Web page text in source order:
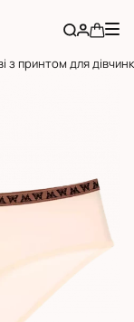
з принтом для